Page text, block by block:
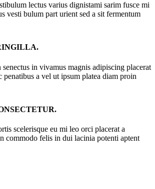
lectus varius dignistami sarim fusce mi
vesti bulum part urient sed a sit fermentum
senectus in vivamus magnis adipiscing placerat
penatibus a vel ut ipsum platea diam proin
scelerisque eu mi leo orci placerat a
commodo felis in dui lacinia potenti aptent